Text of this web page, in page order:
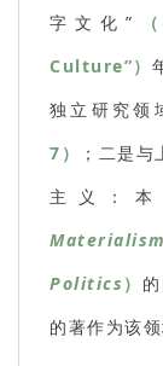
字文化”
Culture”）
独立研究领
7）
；二是
主义：
Politics ）
的著作为该